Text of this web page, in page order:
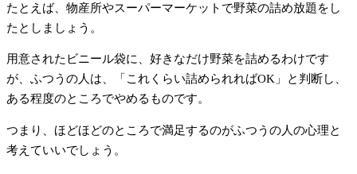
たとえば、物産所やスーパーマーケットで野菜の詰め放題をし
たとしましょう。
用意されたビニール袋に、好きなだけ野菜を詰めるわけです
が、ふつうの人は、「これくらい詰められればOK」と判断し、
ある程度のところでやめるものです。
つまり、ほどほどのところで満足するのがふつうの人の心理と
考えていいでしょう。